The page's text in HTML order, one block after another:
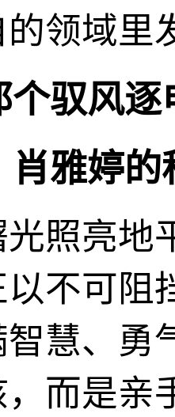
领域里
个驭风
肖雅婷
照亮地
不可阻
慧、勇
而是亲